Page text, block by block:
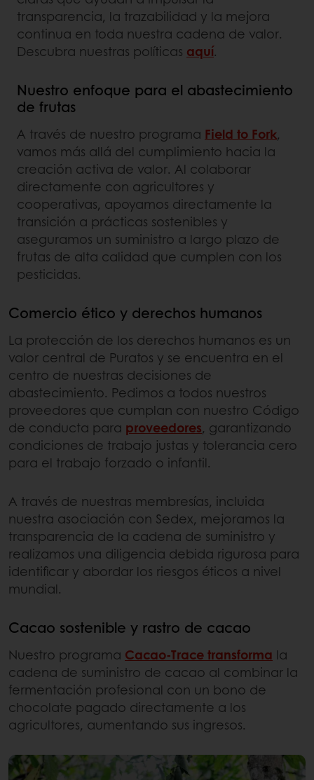
transparencia, la trazabilidad y la mejora
continua en toda nuestra cadena de valor.
Descubra nuestras políticas aquí.
Nuestro enfoque para el abastecimiento
de frutas
A través de nuestro programa Field to Fork,
vamos más allá del cumplimiento hacia la
creación activa de valor. Al colaborar
directamente con agricultores y
cooperativas, apoyamos directamente la
transición a prácticas sostenibles y
aseguramos un suministro a largo plazo de
frutas de alta calidad que cumplen con los
pesticidas.
Comercio ético y derechos humanos
La protección de los derechos humanos es un
valor central de Puratos y se encuentra en el
centro de nuestras decisiones de
abastecimiento. Pedimos a todos nuestros
proveedores que cumplan con nuestro Código
de conducta para proveedores, garantizando
condiciones de trabajo justas y tolerancia cero
para el trabajo forzado o infantil.
A través de nuestras membresías, incluida
nuestra asociación con Sedex, mejoramos la
transparencia de la cadena de suministro y
realizamos una diligencia debida rigurosa para
identificar y abordar los riesgos éticos a nivel
mundial.
Cacao sostenible y rastro de cacao
Nuestro programa Cacao-Trace transforma la
cadena de suministro de cacao al combinar la
fermentación profesional con un bono de
chocolate pagado directamente a los
agricultores, aumentando sus ingresos.